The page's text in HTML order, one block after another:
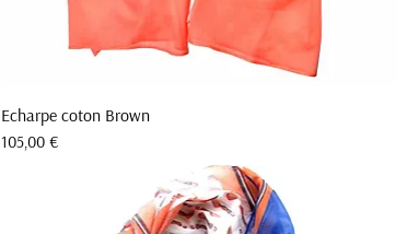
Echarpe coton Brown
Prix
105,00 €